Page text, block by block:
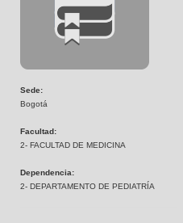
Sede:
Bogotá
Facultad:
2- FACULTAD DE MEDICINA
Dependencia:
2- DEPARTAMENTO DE PEDIATRÍA